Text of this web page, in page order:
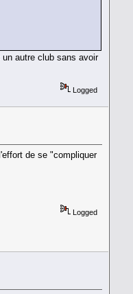
autre club sans avoir
Logged
de se "compliquer
Logged